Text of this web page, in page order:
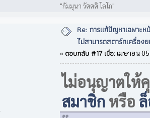
"กัมมุนา วัตตติ โลโก"
Re: การแก้ปัญหาเฉพาะ
ไม่สามารถสตาร์ทเครื่อง
« ตอบกลับ #17 เมื่อ:เมษายน
ไม่อนุญาตให้
สมาชิก หรือ